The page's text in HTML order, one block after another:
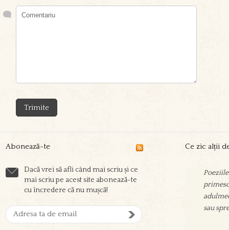
Abonează-te
Dacă vrei să afli când mai scriu și ce
mai scriu pe acest site abonează-te
cu încredere că nu mușcă!
Ce zic alții
sau
Sorin
aşeza